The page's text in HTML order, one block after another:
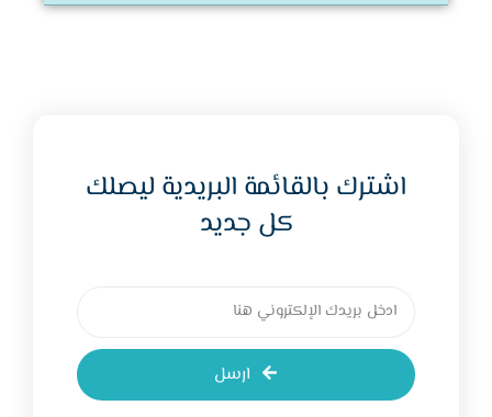
اشترك بالقائمة البريدية ليصلك
كل جديد
ارسل